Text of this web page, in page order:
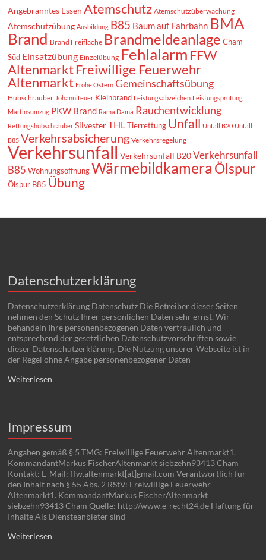
Angebranntes Essen Atemschutz Atemschutzüberwachung
Atemschutzübung Ausbildung B85 Baum auf Fahrbahn BMA
Brand Brand Freifläche Brandmeldeanlage Cham-
Süd Einsatzübung Einzelübung Fehlalarm FFW
AltenmarktFreiwillige Feuerwehr
Altenmarkt Frohe Ostern Gemeinschaftsübung
Hubschrauber Johannifeuer Kleinbrand Leistungsabzeichen Leistungsprüfung
Martinsumzug PKW Brand Rama Dama Rauchentwicklung
Rettungshubschrauber Silvester THL Tierrettung Unfall Unfall B20 Unfall
B85 Verkehrsabsicherung Verkehrsregelung
Verkehrsunfall Verkehrsunfall B20 Verkehrsunfall
B85 Wohnungsöffnung WärmebildkameraÖlspur
Ölspur B85 Übung
Datenschutzerklärung
Datenschutzerklärung Datenschutz Die Betreiber dieser Seiten
nehmen den Schutz Ihrer persönlichen Daten sehr ernst. Wir
behandeln Ihre personenbezogenen Daten vertraulich und
entsprechend der gesetzlichen Datenschutzvorschriften sowie
dieser Datenschutzerklärung. Die Nutzung unserer Webseite ist in
der Regel ohne Angabe personenbezogener Daten
Weiterlesen
Impressum
Angaben gemäß § 5 TMG: Freiwillige Feuerwehr Altenmarkt1.
KommandantMarkus FischerAltenmarkt siebzehn93413 Cham
Kontakt: E-Mail: ffw.altenmarkt[at]gmail.com Verantwortlich für
den Inhalt nach § 55 Abs. 2 RStV: Freiwillige Feuerwehr
Altenmarkt1. KommandantMarkus FischerAltenmarkt
siebzehn93413 Cham Quelle: http://www.e-recht24.de Haftung für
Inhalte Als Diensteanbieter sind
Weiterlesen